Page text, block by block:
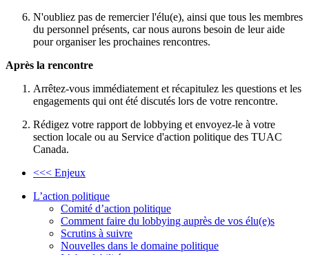
N'oubliez pas de remercier l'élu(e), ainsi que tous les membres
du personnel présents, car nous aurons besoin de leur aide
pour organiser les prochaines rencontres.
Après la rencontre
Arrêtez-vous immédiatement et récapitulez les questions et les
engagements qui ont été discutés lors de votre rencontre.
Rédigez votre rapport de lobbying et envoyez-le à votre
section locale ou au Service d'action politique des TUAC
Canada.
<<< Enjeux
L’action politique
Comité d’action politique
Comment faire du lobbying auprès de vos élu(e)s
Scrutins à suivre
Nouvelles dans le domaine politique